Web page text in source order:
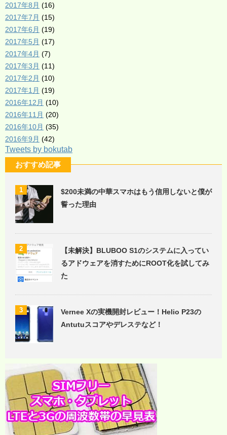
2017年8月 (16)
2017年7月 (15)
2017年6月 (19)
2017年5月 (17)
2017年4月 (7)
2017年3月 (11)
2017年2月 (10)
2017年1月 (19)
2016年12月 (10)
2016年11月 (20)
2016年10月 (35)
2016年9月 (42)
Tweets by bokutab
おすすめ記事
1
$200未満の中華スマホはもう信用しないと僕が
誓った理由
2
【未解決】BLUBOO S1のシステムに入ってい
るアドウェアを消すためにROOT化を試してみ
た
3
Vernee Xの実機開封レビュー！Helio P23の
Antutuスコアやデレステなど！